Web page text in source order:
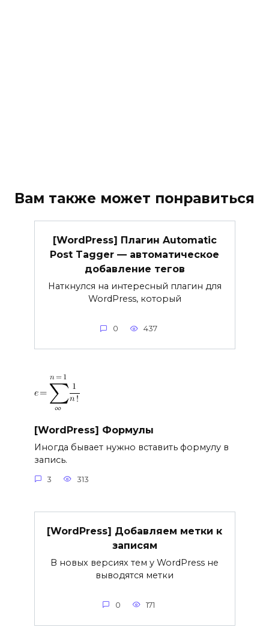
Вам также может понравиться
[WordPress] Плагин Automatic
Post Tagger — автоматическое
добавление тегов
Наткнулся на интересный плагин для
WordPress, который
0 437
[WordPress] Формулы
Иногда бывает нужно вставить формулу в
запись.
3 313
[WordPress] Добавляем метки к
записям
В новых версиях тем у WordPress не
выводятся метки
0 171